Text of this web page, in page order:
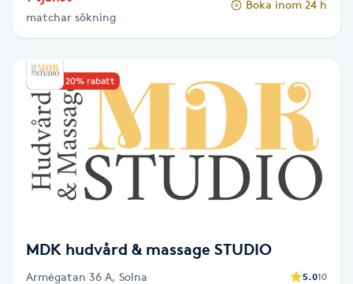
Hatha Yoga
Headspa
Healing
Herrklippning
Hollywood Peel
matchar sökning
Boka inom 24 h
Upp till 20% rabatt
MDK hudvård & massage STUDIO
Armégatan 36 A, Solna 5.010